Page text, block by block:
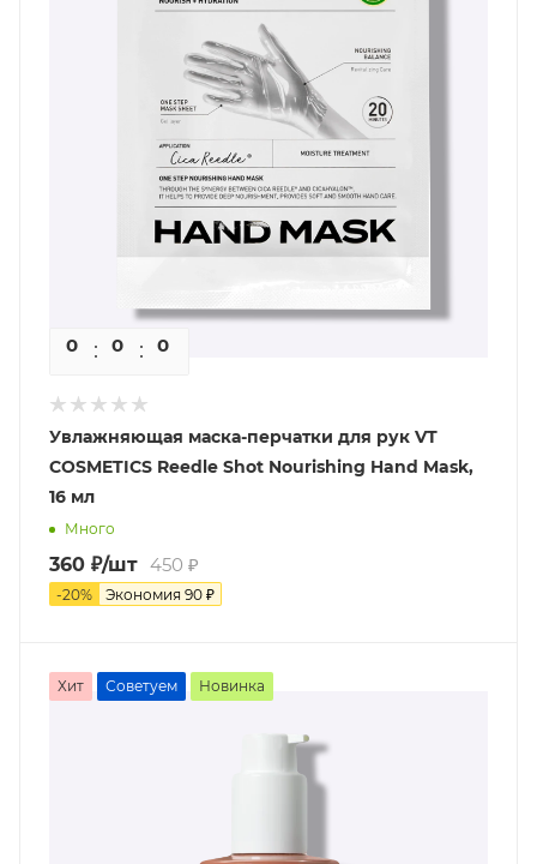
0 0 0
Увлажняющая маска-перчатки для рук VT
COSMETICS Reedle Shot Nourishing Hand Mask,
16 мл
Много
360 ₽/шт 450 ₽
-20% Экономия 90 ₽
Хит Советуем Новинка